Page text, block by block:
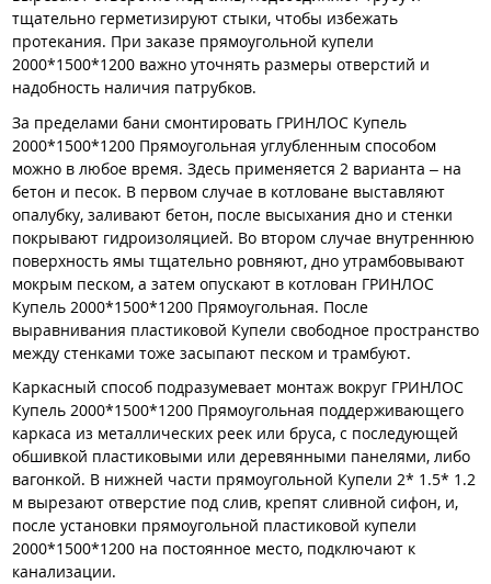
тщательно герметизируют стыки, чтобы избежать
протекания. При заказе прямоугольной купели
2000*1500*1200 важно уточнять размеры отверстий и
надобность наличия патрубков.
За пределами бани смонтировать ГРИНЛОС Купель
2000*1500*1200 Прямоугольная углубленным способом
можно в любое время. Здесь применяется 2 варианта – на
бетон и песок. В первом случае в котловане выставляют
опалубку, заливают бетон, после высыхания дно и стенки
покрывают гидроизоляцией. Во втором случае внутреннюю
поверхность ямы тщательно ровняют, дно утрамбовывают
мокрым песком, а затем опускают в котлован ГРИНЛОС
Купель 2000*1500*1200 Прямоугольная. После
выравнивания пластиковой Купели свободное пространство
между стенками тоже засыпают песком и трамбуют.
Каркасный способ подразумевает монтаж вокруг ГРИНЛОС
Купель 2000*1500*1200 Прямоугольная поддерживающего
каркаса из металлических реек или бруса, с последующей
обшивкой пластиковыми или деревянными панелями, либо
вагонкой. В нижней части прямоугольной Купели 2* 1.5* 1.2
м вырезают отверстие под слив, крепят сливной сифон, и,
после установки прямоугольной пластиковой купели
2000*1500*1200 на постоянное место, подключают к
канализации.